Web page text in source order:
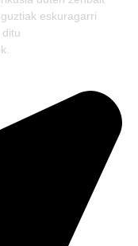
eskuragarri